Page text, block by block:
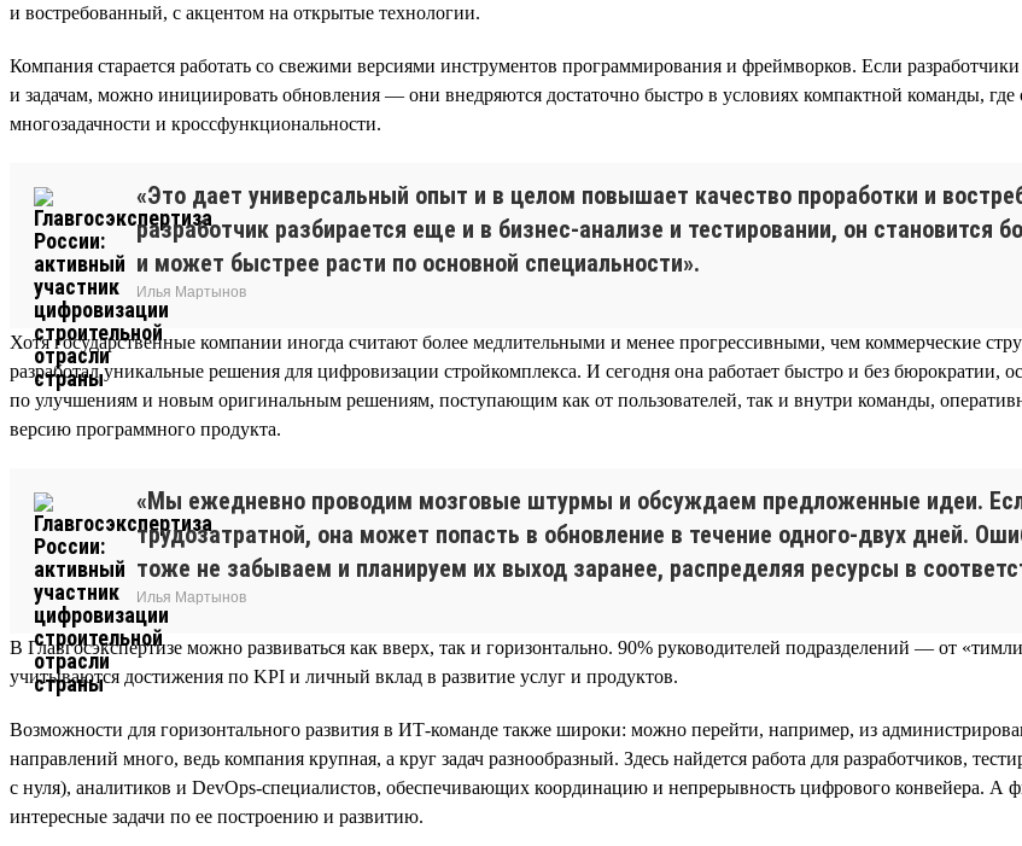
и востребованный, с акцентом на открытые технологии.
Компания старается работать со свежими версиями инструментов программирования и фреймворков. Если
и задачам, можно инициировать обновления — они внедряются достаточно быстро в условиях компактной команды,
многозадачности и кроссфункциональности.
«Это дает универсальный опыт и в целом повышает качество проработки и
разработчик разбирается еще и в бизнес-анализе и тестировании, он становится
и может быстрее расти по основной специальности».
Илья Мартынов
Хотя государственные компании иногда считают более медлительными и менее прогрессивными, чем коммерческие
разработал уникальные решения для цифровизации стройкомплекса. И сегодня она работает быстро и без
по улучшениям и новым оригинальным решениям, поступающим как от пользователей, так и внутри команды,
версию программного продукта.
«Мы ежедневно проводим мозговые штурмы и обсуждаем предложенные идеи.
трудозатратной, она может попасть в обновление в течение одного-двух дней.
тоже не забываем и планируем их выход заранее, распределяя ресурсы в
Илья Мартынов
В Главгосэкспертизе можно развиваться как вверх, так и горизонтально. 90% руководителей подразделений — от
учитываются достижения по KPI и личный вклад в развитие услуг и продуктов.
Возможности для горизонтального развития в ИТ-команде также широки: можно перейти, например, из
направлений много, ведь компания крупная, а круг задач разнообразный. Здесь найдется работа для разработчиков,
с нуля), аналитиков и DevOps-специалистов, обеспечивающих координацию и непрерывность цифрового конвейера. А
интересные задачи по ее построению и развитию.